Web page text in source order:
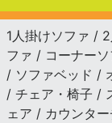
1人掛けソファ /
ファ / コーナー
/ ソファベッド /
/ チェア・椅子 /
ェア / カウンタ